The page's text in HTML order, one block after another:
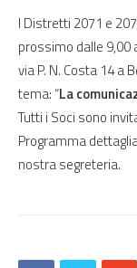
I Distretti 2071 e
prossimo dalle 9,00
via P. N. Costa 14 a
tema: “La
Tutti i Soci sono
Programma
nostra segreteria.